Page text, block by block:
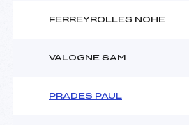
FERREYROLLES NOHE
VALOGNE SAM
PRADES PAUL